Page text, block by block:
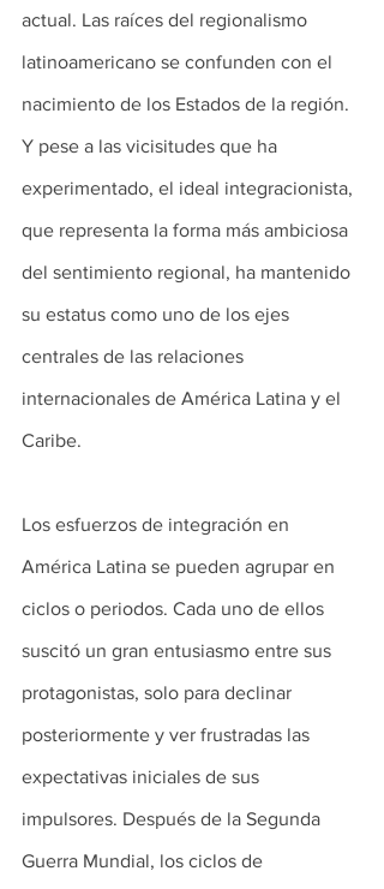
actual. Las raíces del regionalismo
latinoamericano se confunden con el
nacimiento de los Estados de la región.
Y pese a las vicisitudes que ha
experimentado, el ideal integracionista,
que representa la forma más ambiciosa
del sentimiento regional, ha mantenido
su estatus como uno de los ejes
centrales de las relaciones
internacionales de América Latina y el
Caribe.
Los esfuerzos de integración en
América Latina se pueden agrupar en
ciclos o periodos. Cada uno de ellos
suscitó un gran entusiasmo entre sus
protagonistas, solo para declinar
posteriormente y ver frustradas las
expectativas iniciales de sus
impulsores. Después de la Segunda
Guerra Mundial, los ciclos de